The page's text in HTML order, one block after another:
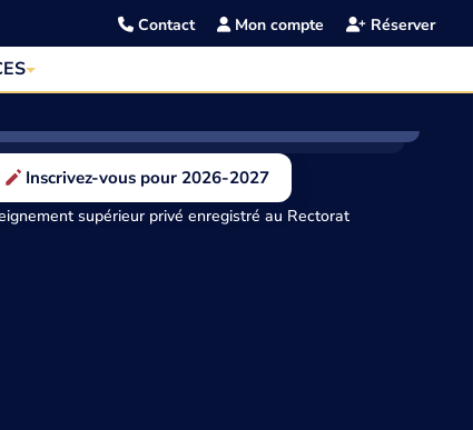
Contact Mon compte Réserver
Inscrivez-vous pour 2026-2027
supérieur privé enregistré au Rectorat